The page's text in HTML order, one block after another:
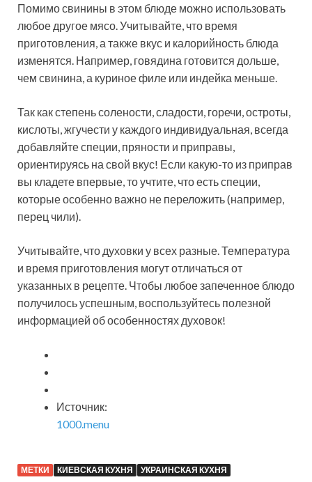
Помимо свинины в этом блюде можно использовать
любое другое мясо. Учитывайте, что время
приготовления, а также вкус и калорийность блюда
изменятся. Например, говядина готовится дольше,
чем свинина, а куриное филе или индейка меньше.
Так как степень солености, сладости, горечи, остроты,
кислоты, жгучести у каждого индивидуальная, всегда
добавляйте специи, пряности и приправы,
ориентируясь на свой вкус! Если какую-то из приправ
вы кладете впервые, то учтите, что есть специи,
которые особенно важно не переложить (например,
перец чили).
Учитывайте, что духовки у всех разные. Температура
и время приготовления могут отличаться от
указанных в рецепте. Чтобы любое запеченное блюдо
получилось успешным, воспользуйтесь полезной
информацией об особенностях духовок!
Источник:
1000.menu
МЕТКИ КИЕВСКАЯ КУХНЯ УКРАИНСКАЯ КУХНЯ